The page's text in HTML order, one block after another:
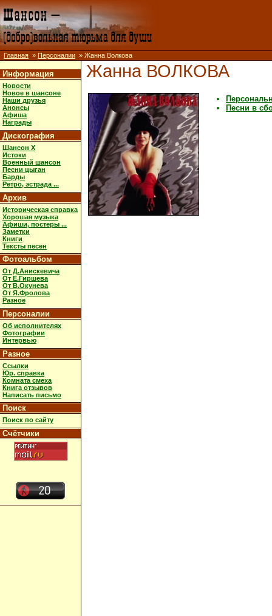
Главная » Персоналии » Жанна Волкова
Информация
Новости
Новое в шансоне
Наши друзья
Анонсы
Афиша
Награды
Дискография
Шансон X
Истоки
Военный шансон
Песни цыган
Барды
Ретро, эстрада ...
Архив
Историческая справка
Хорошая музыка
Афиши, постеры ...
Заметки
Книги
Тексты песен
Фотоальбом
От Д.Анискевича
От Е.Гиршева
От В.Окунева
От Я.Фролова
Разное
Персоналии
Об исполнителях
Фотографии
Интервью
Разное
Ссылки
Юр. справка
Комната смеха
Книга отзывов
Написать письмо
Поиск
Поиск по сайту
Счётчики
Жанна ВОЛКОВА
Песни в